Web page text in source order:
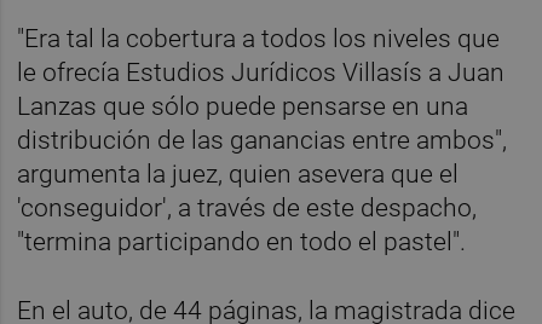
"Era tal la cobertura a todos los niveles que
le ofrecía Estudios Jurídicos Villasís a Juan
Lanzas que sólo puede pensarse en una
distribución de las ganancias entre ambos",
argumenta la juez, quien asevera que el
'conseguidor', a través de este despacho,
"termina participando en todo el pastel".
En el auto, de 44 páginas, la magistrada dice